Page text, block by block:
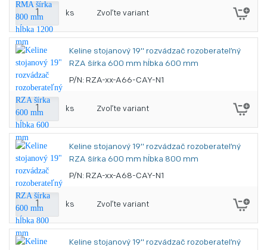
ks Zvoľte variant
Keline stojanový 19" rozvádzač rozoberateľný
RZA šírka 600 mm hĺbka 600 mm
P/N: RZA-xx-A66-CAY-N1
ks Zvoľte variant
Keline stojanový 19" rozvádzač rozoberateľný
RZA šírka 600 mm hĺbka 800 mm
P/N: RZA-xx-A68-CAY-N1
ks Zvoľte variant
Keline stojanový 19" rozvádzač rozoberateľný